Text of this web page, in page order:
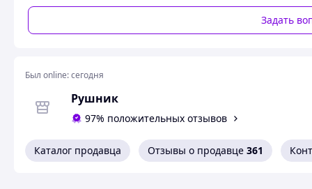
Задать
Был online:сегодня
Рушник
97% положительных отзывов
Каталог продавца Отзывы о продавце 361